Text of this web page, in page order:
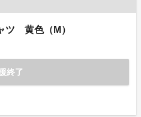
ツ 黄色（M）
終了